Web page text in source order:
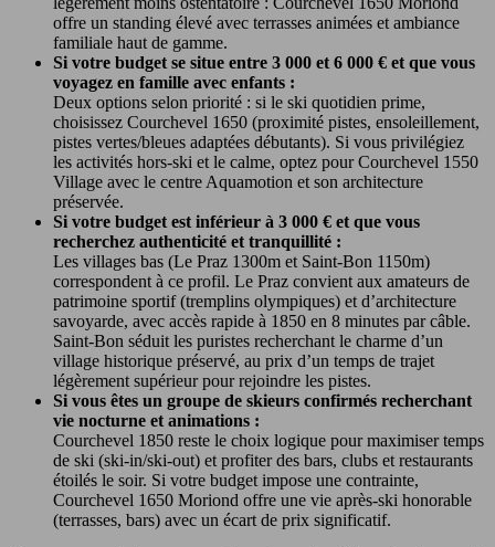
offre un standing élevé avec terrasses animées et ambiance
familiale haut de gamme.
Si votre budget se situe entre 3 000 et 6 000 € et que vous
voyagez en famille avec enfants :
Deux options selon priorité : si le ski quotidien prime,
choisissez Courchevel 1650 (proximité pistes, ensoleillement,
pistes vertes/bleues adaptées débutants). Si vous privilégiez
les activités hors-ski et le calme, optez pour Courchevel 1550
Village avec le centre Aquamotion et son architecture
préservée.
Si votre budget est inférieur à 3 000 € et que vous
recherchez authenticité et tranquillité :
Les villages bas (Le Praz 1300m et Saint-Bon 1150m)
correspondent à ce profil. Le Praz convient aux amateurs de
patrimoine sportif (tremplins olympiques) et d’architecture
savoyarde, avec accès rapide à 1850 en 8 minutes par câble.
Saint-Bon séduit les puristes recherchant le charme d’un
village historique préservé, au prix d’un temps de trajet
légèrement supérieur pour rejoindre les pistes.
Si vous êtes un groupe de skieurs confirmés recherchant
vie nocturne et animations :
Courchevel 1850 reste le choix logique pour maximiser temps
de ski (ski-in/ski-out) et profiter des bars, clubs et restaurants
étoilés le soir. Si votre budget impose une contrainte,
Courchevel 1650 Moriond offre une vie après-ski honorable
(terrasses, bars) avec un écart de prix significatif.